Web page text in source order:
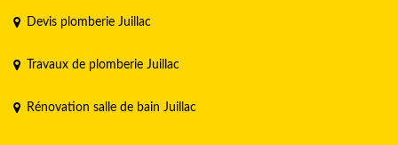
Devis plomberie Juillac
Travaux de plomberie Juillac
Rénovation salle de bain Juillac